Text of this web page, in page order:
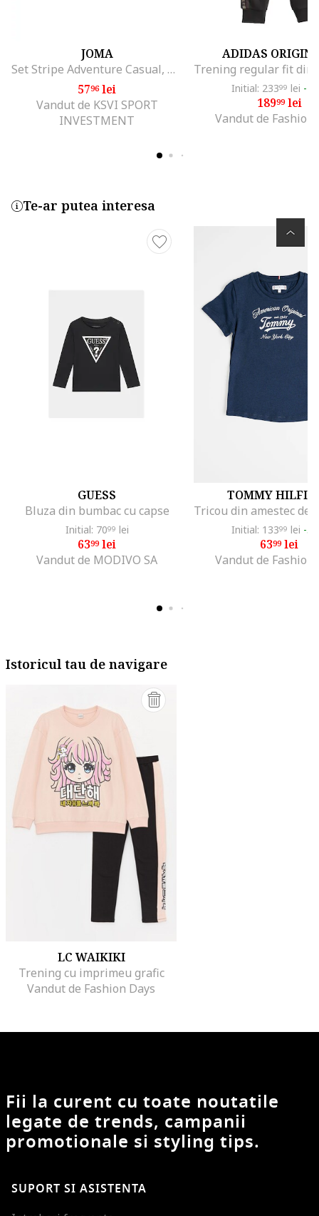
JOMA
Set Stripe Adventure Casual, Bej
5796lei
Vandut de KSVI SPORT
INVESTMENT
ADIDAS
Initial: 23399 lei -
18999lei
Vandut de Fashion
Te-ar putea interesa
GUESS
Bluza din bumbac cu capse
Initial: 7099 lei
6399lei
Vandut de MODIVO SA
TOMMY
Initial: 13399 lei -
6399lei
Vandut de Fashion
Istoricul tau de navigare
LC WAIKIKI
Trening cu imprimeu grafic
Vandut de Fashion Days
Fii la curent cu toate noutatile
legate de trends, campanii
promotionale si styling tips.
SUPORT SI ASISTENTA